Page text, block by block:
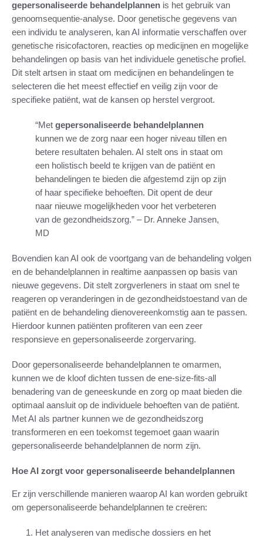
gepersonaliseerde behandelplannen is het gebruik van
genoomsequentie-analyse. Door genetische gegevens van
een individu te analyseren, kan AI informatie verschaffen over
genetische risicofactoren, reacties op medicijnen en mogelijke
behandelingen op basis van het individuele genetische profiel.
Dit stelt artsen in staat om medicijnen en behandelingen te
selecteren die het meest effectief en veilig zijn voor de
specifieke patiënt, wat de kansen op herstel vergroot.
“Met gepersonaliseerde behandelplannen
kunnen we de zorg naar een hoger niveau tillen en
betere resultaten behalen. AI stelt ons in staat om
een holistisch beeld te krijgen van de patiënt en
behandelingen te bieden die afgestemd zijn op zijn
of haar specifieke behoeften. Dit opent de deur
naar nieuwe mogelijkheden voor het verbeteren
van de gezondheidszorg.” – Dr. Anneke Jansen,
MD
Bovendien kan AI ook de voortgang van de behandeling volgen
en de behandelplannen in realtime aanpassen op basis van
nieuwe gegevens. Dit stelt zorgverleners in staat om snel te
reageren op veranderingen in de gezondheidstoestand van de
patiënt en de behandeling dienovereenkomstig aan te passen.
Hierdoor kunnen patiënten profiteren van een zeer
responsieve en gepersonaliseerde zorgervaring.
Door gepersonaliseerde behandelplannen te omarmen,
kunnen we de kloof dichten tussen de ene-size-fits-all
benadering van de geneeskunde en zorg op maat bieden die
optimaal aansluit op de individuele behoeften van de patiënt.
Met AI als partner kunnen we de gezondheidszorg
transformeren en een toekomst tegemoet gaan waarin
gepersonaliseerde behandelplannen de norm zijn.
Hoe AI zorgt voor gepersonaliseerde behandelplannen
Er zijn verschillende manieren waarop AI kan worden gebruikt
om gepersonaliseerde behandelplannen te creëren:
Het analyseren van medische dossiers en het